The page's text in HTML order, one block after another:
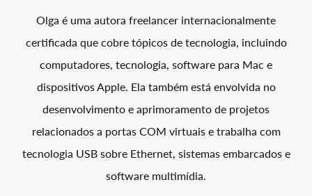
Olga é uma autora freelancer internacionalmente
certificada que cobre tópicos de tecnologia, incluindo
computadores, tecnologia, software para Mac e
dispositivos Apple. Ela também está envolvida no
desenvolvimento e aprimoramento de projetos
relacionados a portas COM virtuais e trabalha com
tecnologia USB sobre Ethernet, sistemas embarcados e
software multimídia.